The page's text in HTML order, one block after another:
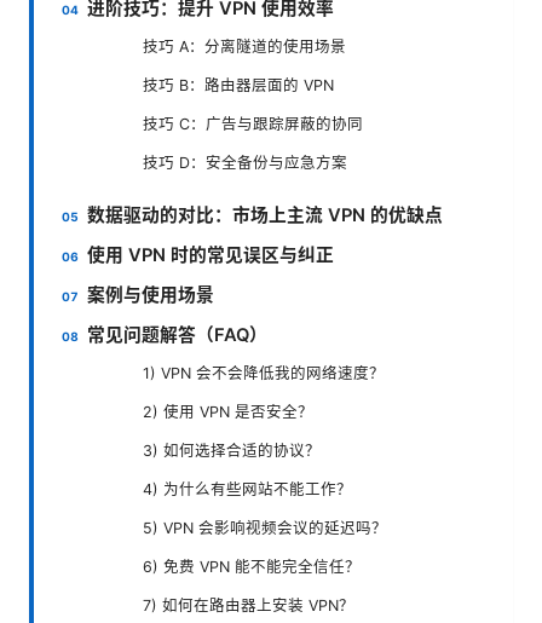
进阶技巧：提升 VPN 使用效率
技巧 A：分离隧道的使用场景
技巧 B：路由器层面的 VPN
技巧 C：广告与跟踪屏蔽的协同
技巧 D：安全备份与应急方案
数据驱动的对比：市场上主流 VPN 的优缺点
使用 VPN 时的常见误区与纠正
案例与使用场景
常见问题解答（FAQ）
1) VPN 会不会降低我的网络速度？
2) 使用 VPN 是否安全？
3) 如何选择合适的协议？
4) 为什么有些网站不能工作？
5) VPN 会影响视频会议的延迟吗？
6) 免费 VPN 能不能完全信任？
7) 如何在路由器上安装 VPN？